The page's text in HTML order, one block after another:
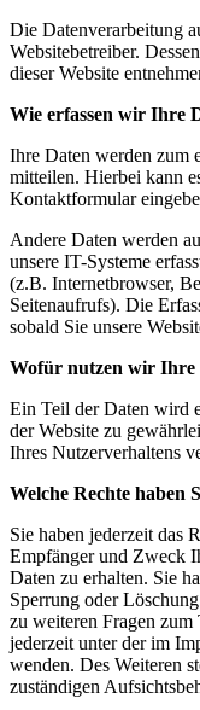
Die Datenverarbeitung
Websitebetreiber.
dieser Website
Wie erfassen wir Ihre
Ihre Daten werden zum
mitteilen. Hierbei kann
Kontaktformular
Andere Daten werden
unsere IT-Systeme
(z.B. Internetbrowser,
Seitenaufrufs). Die
sobald Sie unsere
Wofür nutzen wir Ihre
Ein Teil der Daten wird
der Website zu
Ihres Nutzerverhaltens
Welche Rechte haben
Sie haben jederzeit das
Empfänger und Zweck
Daten zu erhalten. Sie
Sperrung oder
zu weiteren Fragen zum
jederzeit unter der im
wenden. Des Weiteren
zuständigen